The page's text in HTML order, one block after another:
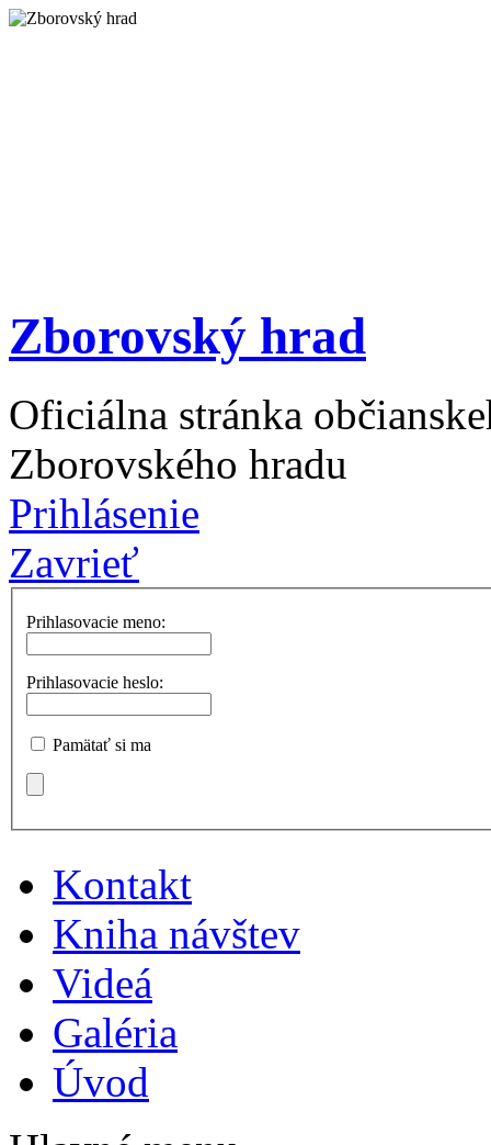
Zborovský hrad
Oficiálna stránka
Zborovského hradu
Prihlásenie
Zavrieť
Prihlasovacie meno:
Prihlasovacie heslo:
Pamätať si ma
Kontakt
Kniha návštev
Videá
Galéria
Úvod